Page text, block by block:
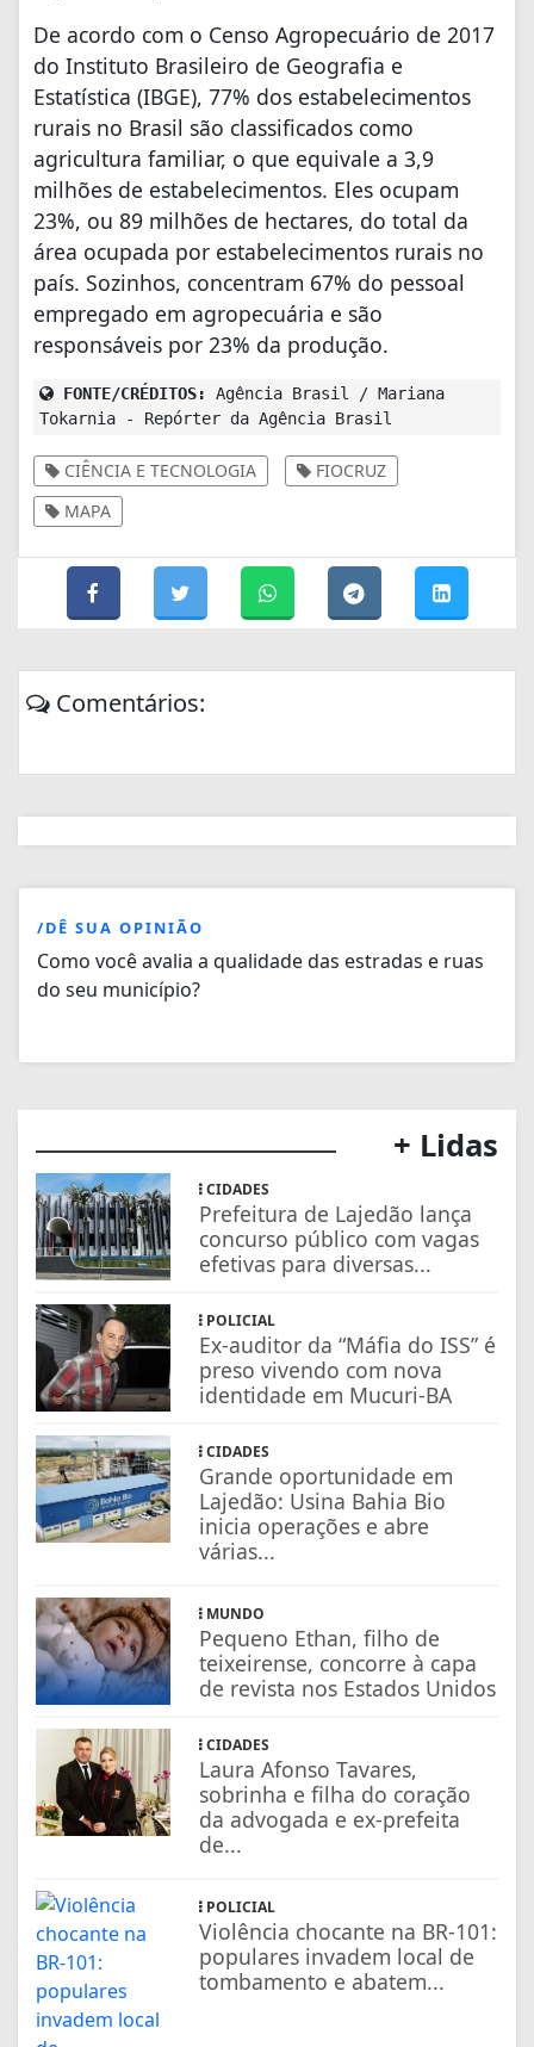
De acordo com o Censo Agropecuário de 2017
do Instituto Brasileiro de Geografia e
Estatística (IBGE), 77% dos estabelecimentos
rurais no Brasil são classificados como
agricultura familiar, o que equivale a 3,9
milhões de estabelecimentos. Eles ocupam
23%, ou 89 milhões de hectares, do total da
área ocupada por estabelecimentos rurais no
país. Sozinhos, concentram 67% do pessoal
empregado em agropecuária e são
responsáveis por 23% da produção.
FONTE/CRÉDITOS:
Agência Brasil / Mariana
Tokarnia - Repórter da Agência Brasil
CIÊNCIA E TECNOLOGIA
FIOCRUZ
MAPA
Comentários:
/DÊ SUA OPINIÃO
Como você avalia a qualidade das estradas e ruas
do seu município?
+ Lidas
CIDADES
Prefeitura de Lajedão lança
concurso público com vagas
efetivas para diversas...
POLICIAL
Ex-auditor da “Máfia do ISS” é
preso vivendo com nova
identidade em Mucuri-BA
CIDADES
Grande oportunidade em
Lajedão: Usina Bahia Bio
inicia operações e abre
várias...
MUNDO
Pequeno Ethan, filho de
teixeirense, concorre à capa
de revista nos Estados Unidos
CIDADES
Laura Afonso Tavares,
sobrinha e filha do coração
da advogada e ex-prefeita
de...
POLICIAL
Violência chocante na BR-101:
populares invadem local de
tombamento e abatem...